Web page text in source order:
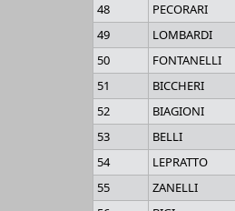
48
PECORARI
49
LOMBARDI
50
FONTANELLI
51
BICCHERI
52
BIAGIONI
53
BELLI
54
LEPRATTO
55
ZANELLI